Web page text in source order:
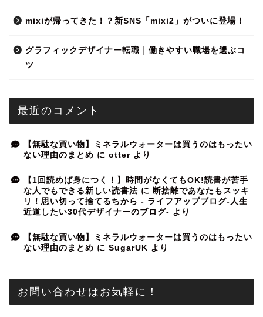
mixiが帰ってきた！？新SNS「mixi2」がついに登場！
グラフィックデザイナー転職｜働きやすい職場を選ぶコ
ツ
最近のコメント
【無駄な買い物】ミネラルウォーターは買うのはもったい
ない理由のまとめ に otter より
【1回読めば身につく！】時間がなくてもOK!読書が苦手
な人でもできる新しい読書法 に 断捨離であなたもスッキ
リ！思い切って捨てるちから - ライフアップブログ-人生
近道したい30代デザイナーのブログ- より
【無駄な買い物】ミネラルウォーターは買うのはもったい
ない理由のまとめ に SugarUK より
お問い合わせはお気軽に！